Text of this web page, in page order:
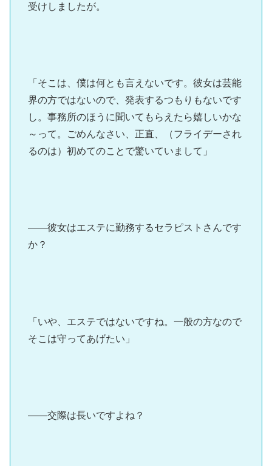
受けしましたが。
「そこは、僕は何とも言えないです。彼女は芸能
界の方ではないので、発表するつもりもないです
し。事務所のほうに聞いてもらえたら嬉しいかな
～って。ごめんなさい、正直、（フライデーされ
るのは）初めてのことで驚いていまして」
――彼女はエステに勤務するセラピストさんです
か？
「いや、エステではないですね。一般の方なので
そこは守ってあげたい」
――交際は長いですよね？